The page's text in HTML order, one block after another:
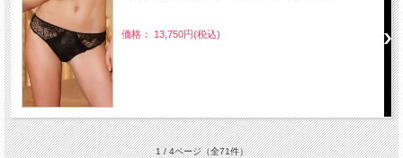
価格： 13,750円(税込)
1 / 4ページ（全71件）